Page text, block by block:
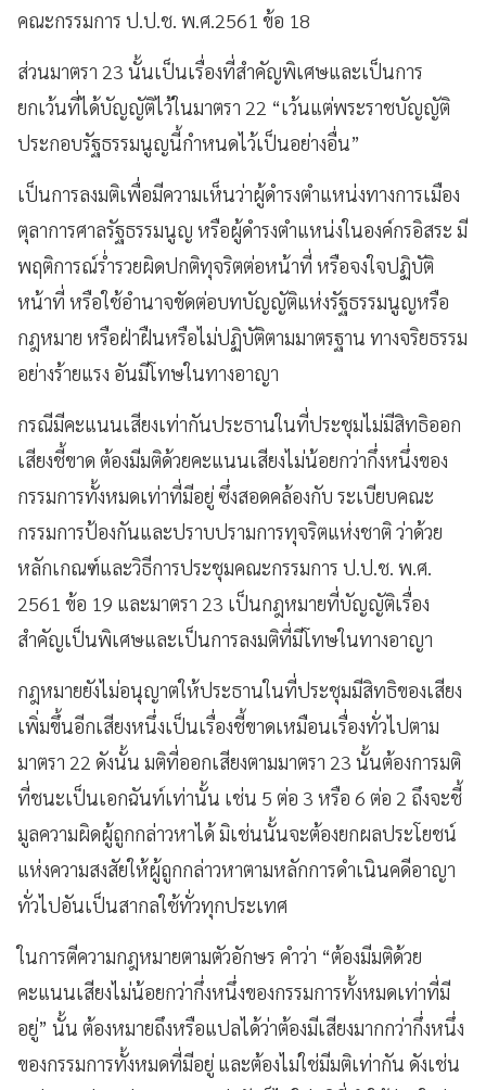
คณะกรรมการ ป.ป.ช. พ.ศ.2561 ข้อ 18
ส่วนมาตรา 23 นั้นเป็นเรื่องที่สำคัญพิเศษและเป็นการ
ยกเว้นที่ได้บัญญัติไว้ในมาตรา 22 “เว้นแต่พระราชบัญญัติ
ประกอบรัฐธรรมนูญนี้กำหนดไว้เป็นอย่างอื่น”
เป็นการลงมติเพื่อมีความเห็นว่าผู้ดำรงตำแหน่งทางการเมือง
ตุลาการศาลรัฐธรรมนูญ หรือผู้ดำรงตำแหน่งในองค์กรอิสระ มี
พฤติการณ์ร่ำรวยผิดปกติทุจริตต่อหน้าที่ หรือจงใจปฏิบัติ
หน้าที่ หรือใช้อำนาจขัดต่อบทบัญญัติแห่งรัฐธรรมนูญหรือ
กฎหมาย หรือฝ่าฝืนหรือไม่ปฏิบัติตามมาตรฐาน ทางจริยธรรม
อย่างร้ายแรง อันมีโทษในทางอาญา
กรณีมีคะแนนเสียงเท่ากันประธานในที่ประชุมไม่มีสิทธิออก
เสียงชี้ขาด ต้องมีมติด้วยคะแนนเสียงไม่น้อยกว่ากึ่งหนึ่งของ
กรรมการทั้งหมดเท่าที่มีอยู่ ซึ่งสอดคล้องกับ ระเบียบคณะ
กรรมการป้องกันและปราบปรามการทุจริตแห่งชาติ ว่าด้วย
หลักเกณฑ์และวิธีการประชุมคณะกรรมการ ป.ป.ช. พ.ศ.
2561 ข้อ 19 และมาตรา 23 เป็นกฎหมายที่บัญญัติเรื่อง
สำคัญเป็นพิเศษและเป็นการลงมติที่มีโทษในทางอาญา
กฎหมายยังไม่อนุญาตให้ประธานในที่ประชุมมีสิทธิของเสียง
เพิ่มขึ้นอีกเสียงหนึ่งเป็นเรื่องชี้ขาดเหมือนเรื่องทั่วไปตาม
มาตรา 22 ดังนั้น มติที่ออกเสียงตามมาตรา 23 นั้นต้องการมติ
ที่ชนะเป็นเอกฉันท์เท่านั้น เช่น 5 ต่อ 3 หรือ 6 ต่อ 2 ถึงจะชี้
มูลความผิดผู้ถูกกล่าวหาได้ มิเช่นนั้นจะต้องยกผลประโยชน์
แห่งความสงสัยให้ผู้ถูกกล่าวหาตามหลักการดำเนินคดีอาญา
ทั่วไปอันเป็นสากลใช้ทั่วทุกประเทศ
ในการตีความกฎหมายตามตัวอักษร คำว่า “ต้องมีมติด้วย
คะแนนเสียงไม่น้อยกว่ากึ่งหนึ่งของกรรมการทั้งหมดเท่าที่มี
อยู่” นั้น ต้องหมายถึงหรือแปลได้ว่าต้องมีเสียงมากกว่ากึ่งหนึ่ง
ของกรรมการทั้งหมดที่มีอยู่ และต้องไม่ใช่มีมติเท่ากัน ดังเช่น